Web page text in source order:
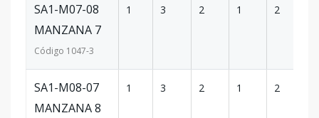
SA1-M07-08
MANZANA 7
Código 1047-3
1 3 2 1 2
SA1-M08-07
MANZANA 8
1 3 2 1 2